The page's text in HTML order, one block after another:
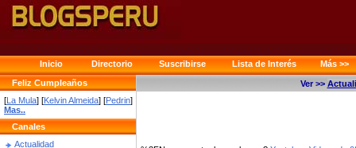
Inicio Directorio Suscribirse Lista de Interés
Más >>
Feliz Cumpleaños
[La Mula] [Kelvin Almeida] [Pedrin]
Mas..
Canales
Actualidad
Ver >>